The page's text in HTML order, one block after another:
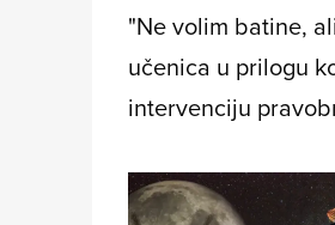
"Ne volim batine,
učenica u prilogu
intervenciju